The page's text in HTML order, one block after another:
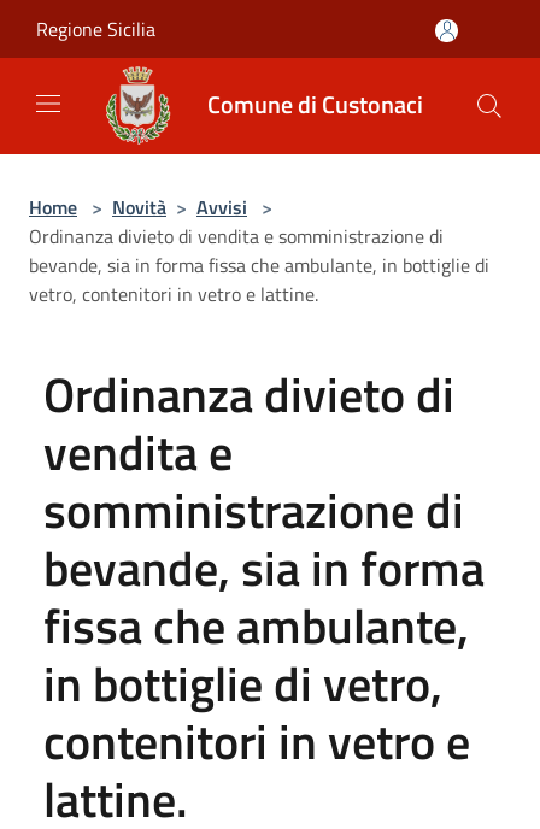
Regione Sicilia
Comune di Custonaci
Home > Novità > Avvisi >
Ordinanza divieto di vendita e somministrazione di
bevande, sia in forma fissa che ambulante, in bottiglie di
vetro, contenitori in vetro e lattine.
Ordinanza divieto di
vendita e
somministrazione di
bevande, sia in forma
fissa che ambulante,
in bottiglie di vetro,
contenitori in vetro e
lattine.